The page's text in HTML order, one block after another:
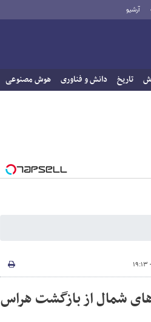
آرشیو
تاریخ دانش و فناوری هوش مصنوعی
شمال از بازگشت هراس